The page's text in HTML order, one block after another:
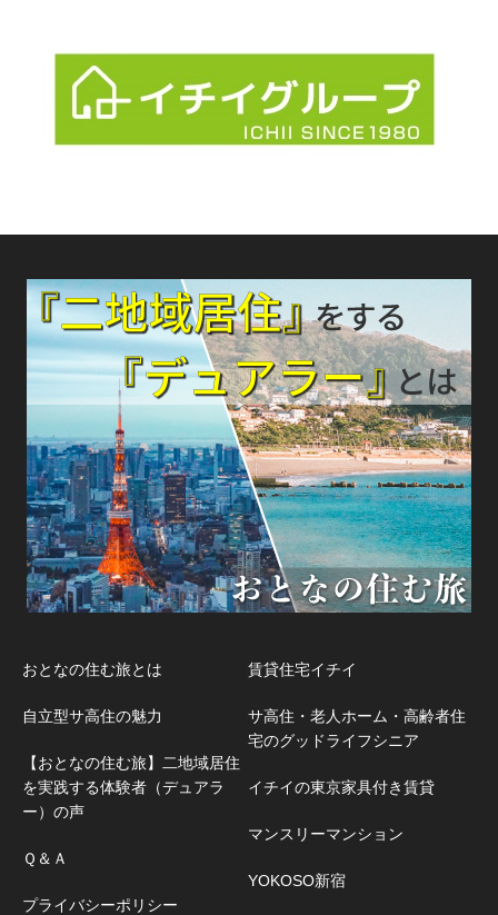
おとなの住む旅とは
自立型サ高住の魅力
【おとなの住む旅】二地域居住
を実践する体験者（デュアラ
ー）の声
Ｑ＆Ａ
プライバシーポリシー
賃貸住宅イチイ
サ高住・老人ホーム・高齢者住
宅のグッドライフシニア
イチイの東京家具付き賃貸
マンスリーマンション
YOKOSO新宿